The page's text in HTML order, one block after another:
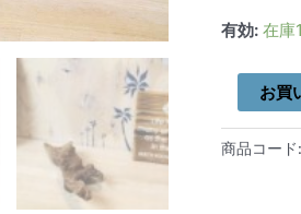
有効: 在庫
コ
ネ
お買
商品コード: